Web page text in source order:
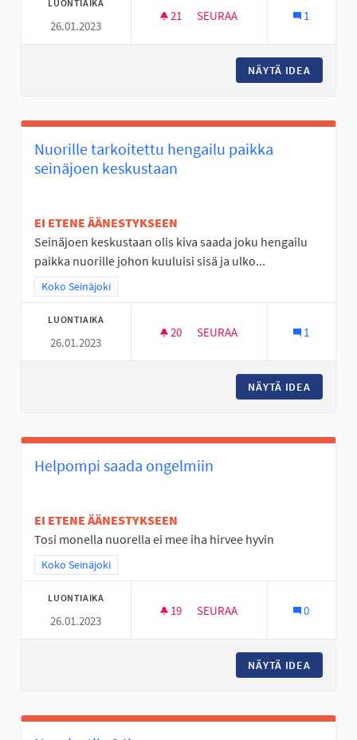
LUONTIAIKA
26.01.2023
21 21 SEURAAJAA
SEURAA 1
NÄYTÄ IDEA
Nuorille tarkoitettu hengailu paikka
seinäjoen keskustaan
EI ETENE ÄÄNESTYKSEEN
Seinäjoen keskustaan olis kiva saada joku hengailu
paikka nuorille johon kuuluisi sisä ja ulko...
Rajaa tulokset teeman mukaan: Koko Seinäjoki
Koko Seinäjoki
LUONTIAIKA
26.01.2023
20 20 SEURAAJAA
SEURAA 1
NÄYTÄ IDEA
Helpompi saada ongelmiin
EI ETENE ÄÄNESTYKSEEN
Tosi monella nuorella ei mee iha hirvee hyvin
Rajaa tulokset teeman mukaan: Koko Seinäjoki
Koko Seinäjoki
LUONTIAIKA
26.01.2023
19 19 SEURAAJAA
SEURAA 0
NÄYTÄ IDEA